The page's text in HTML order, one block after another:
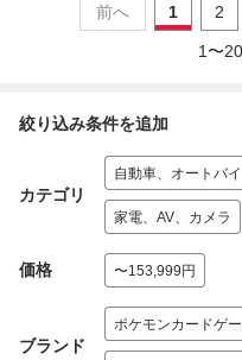
前へ 1 2
1 〜20
絞り込み条件を追加
カテゴリ
自動車、オートバイ
家電、AV、カメラ
価格 〜153,999円
ブランド
ポケモンカードゲ